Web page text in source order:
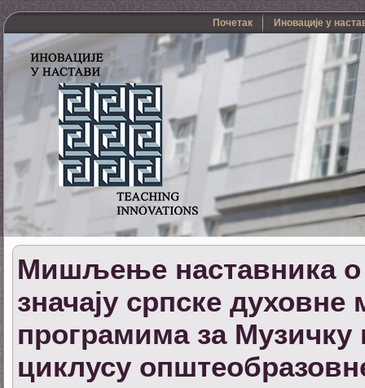
Почетак Иновације у
Мишљење наставника о
значају српске
програмима за Музичку
циклусу